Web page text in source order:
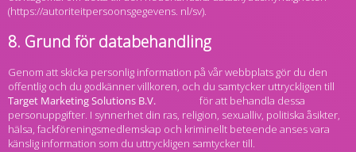
(https://autoriteitpersoonsgegevens. nl/sv).
8. Grund för databehandling
Genom att skicka personlig information på vår webbplats gör du den
offentlig och du godkänner villkoren, och du samtycker uttryckligen till
för att behandla dessa
personuppgifter. I synnerhet din ras, religion, sexualliv, politiska åsikter,
hälsa, fackföreningsmedlemskap och kriminellt beteende anses vara
känslig information som du uttryckligen samtycker till.